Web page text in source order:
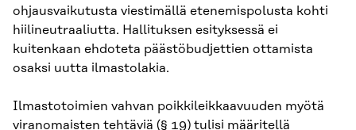
ohjausvaikutusta viestimällä etenemispolusta kohti
hiilineutraaliutta. Hallituksen esityksessä ei
kuitenkaan ehdoteta päästöbudjettien ottamista
osaksi uutta ilmastolakia.
Ilmastotoimien vahvan poikkileikkaavuuden myötä
viranomaisten tehtäviä (§ 19) tulisi määritellä